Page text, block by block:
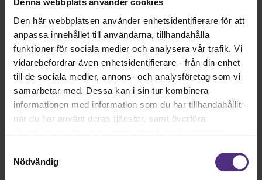
Denna webbplats använder cookies
Den här webbplatsen använder enhetsidentifierare för att
anpassa innehållet till användarna, tillhandahålla
funktioner för sociala medier och analysera vår trafik. Vi
vidarebefordrar även enhetsidentifierare - från din enhet
till de sociala medier, annons- och analysföretag som vi
samarbetar med. Dessa kan i sin tur kombinera
informationen med information som du har tillhandahållit -
när du har använt deras tjänster, samt överföra
Dock har vi lagt in anonymisering av IP-adress i
förhållande till Google Analytics. Du godkänner våra
Nödvändig
4 september - 5 september
Konferens
Konferens SvePLog
Arr: SvePlog
Läs mer